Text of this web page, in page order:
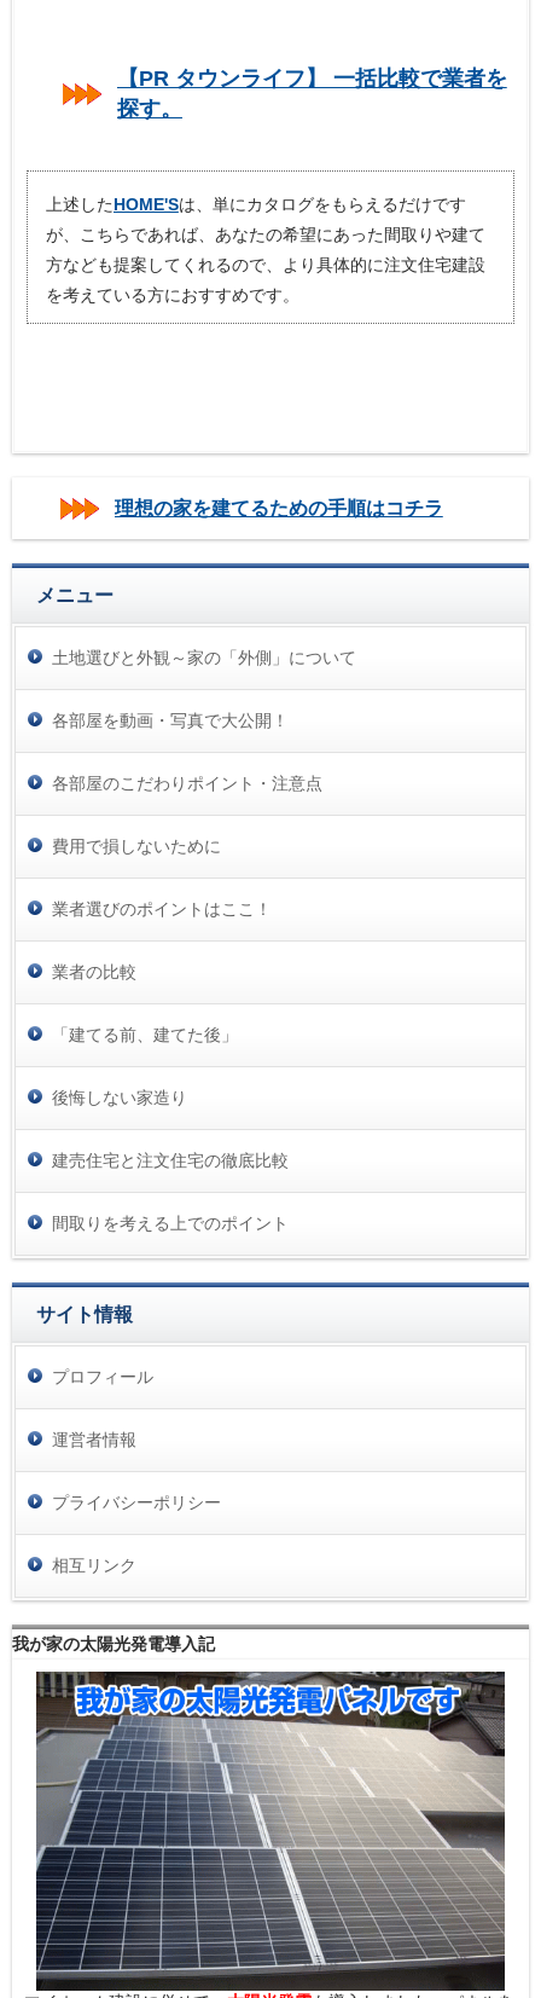
【PR タウンライフ】 一括比較で業者を
探す。
上述したHOME'Sは、単にカタログをもらえるだけです
が、こちらであれば、あなたの希望にあった間取りや建て
方なども提案してくれるので、より具体的に注文住宅建設
を考えている方におすすめです。
理想の家を建てるための手順はコチラ
メニュー
土地選びと外観～家の「外側」について
各部屋を動画・写真で大公開！
各部屋のこだわりポイント・注意点
費用で損しないために
業者選びのポイントはここ！
業者の比較
「建てる前、建てた後」
後悔しない家造り
建売住宅と注文住宅の徹底比較
間取りを考える上でのポイント
サイト情報
プロフィール
運営者情報
プライバシーポリシー
相互リンク
我が家の太陽光発電導入記